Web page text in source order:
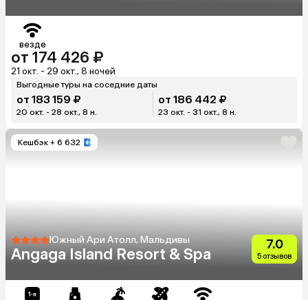
везде
от 174 426 ₽
21 окт. - 29 окт., 8 ночей
Выгодные туры на соседние даты
от 183 159 ₽
20 окт. - 28 окт., 8 н.
от 186 442 ₽
23 окт. - 31 окт., 8 н.
Кешбэк + 6 632
Южный Ари Атолл, Мальдивы
Angaga Island Resort & Spa
7.0
5 отзывов